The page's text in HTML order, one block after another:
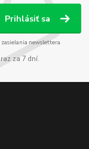
Prihlásiť sa
zasielania newslettera.
za 7 dní.